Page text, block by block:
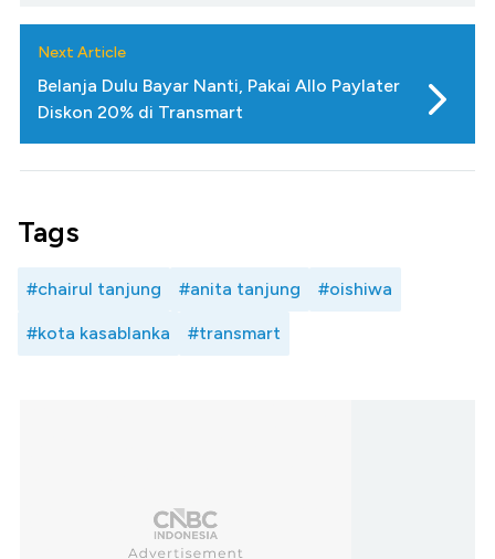
Next Article
Belanja Dulu Bayar Nanti, Pakai Allo Paylater
Diskon 20% di Transmart
Tags
#chairul tanjung #anita tanjung #oishiwa
#kota kasablanka #transmart